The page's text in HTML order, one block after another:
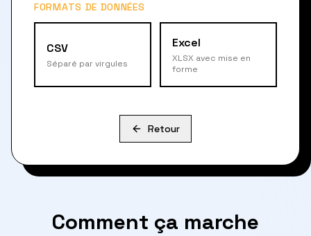
FORMATS DE DONNÉES
CSV
Séparé par virgules
Excel
XLSX avec mise en
forme
Retour
Comment ça marche